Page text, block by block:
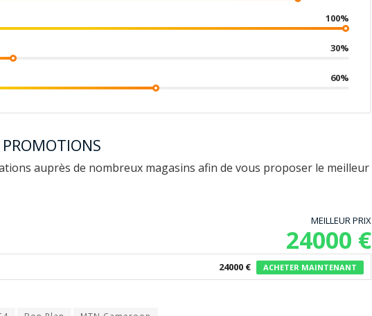
100%
30%
60%
auprès de nombreux magasins afin de vous proposer le meilleur
MEILLEUR PRIX
24000 €
24000 € ACHETER MAINTENANT